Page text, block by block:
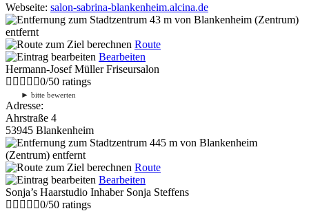
Webseite: salon-sabrina-blankenheim.alcina.de
43 m von Blankenheim (Zentrum)
entfernt
Route
Bearbeiten
Hermann-Josef Müller Friseursalon
0/50 ratings
► bitte bewerten
Adresse:
Ahrstraße 4
53945 Blankenheim
445 m von Blankenheim
(Zentrum) entfernt
Route
Bearbeiten
Sonja’s Haarstudio Inhaber Sonja Steffens
0/50 ratings